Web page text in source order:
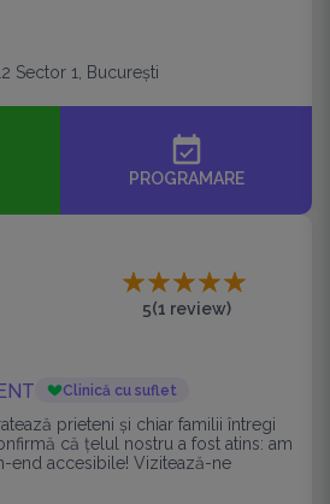
Sector 1, București
event_available
PROGRAMARE
5(1 review)
Clinică cu suflet
prieteni și chiar familii întregi
că țelul nostru a fost atins: am
end accesibile! Vizitează-ne